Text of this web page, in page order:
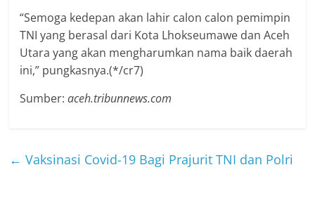
“Semoga kedepan akan lahir calon calon pemimpin
TNI yang berasal dari Kota Lhokseumawe dan Aceh
Utara yang akan mengharumkan nama baik daerah
ini,” pungkasnya.(*/cr7)
Sumber:aceh.tribunnews.com
← Vaksinasi Covid-19 Bagi Prajurit TNI dan Polri